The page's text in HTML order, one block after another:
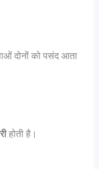
दोनों को पसंद आता
होती है।